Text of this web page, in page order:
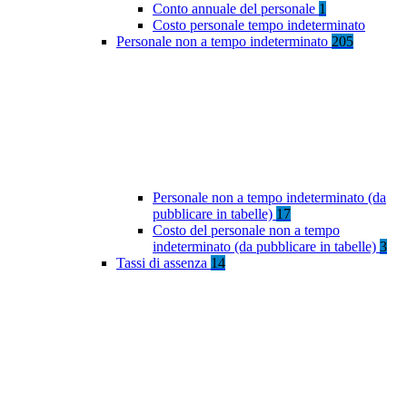
Conto annuale del personale 1
Costo personale tempo indeterminato
Personale non a tempo indeterminato 205
Personale non a tempo indeterminato (da
pubblicare in tabelle) 17
Costo del personale non a tempo
indeterminato (da pubblicare in tabelle) 3
Tassi di assenza 14